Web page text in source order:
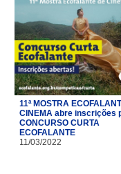
11ª MOSTRA
CINEMA abre inscrições
CONCURSO CURTA
ECOFALANTE
11/03/2022